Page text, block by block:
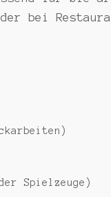
bei
Spielzeuge)